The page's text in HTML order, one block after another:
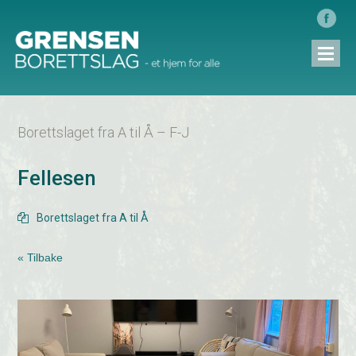
Borettslaget fra A til Å – F-J
Fellesen
 Borettslaget fra A til Å
« Tilbake